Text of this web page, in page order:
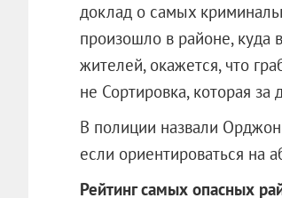
доклад о самых
произошло в районе, куда
жителей, окажется, что
не Сортировка, которая за
В полиции назвали
если ориентироваться на
Рейтинг самых опасных